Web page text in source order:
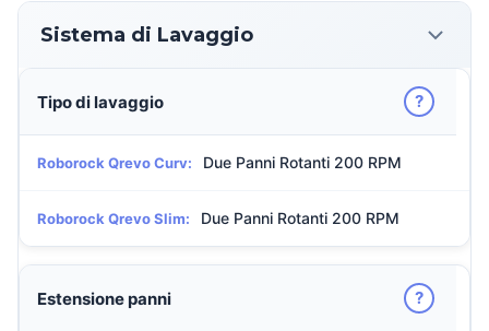
Sistema di Lavaggio
Tipo di lavaggio ?
Roborock Qrevo Curv: Due Panni Rotanti 200 RPM
Roborock Qrevo Slim: Due Panni Rotanti 200 RPM
Estensione panni ?